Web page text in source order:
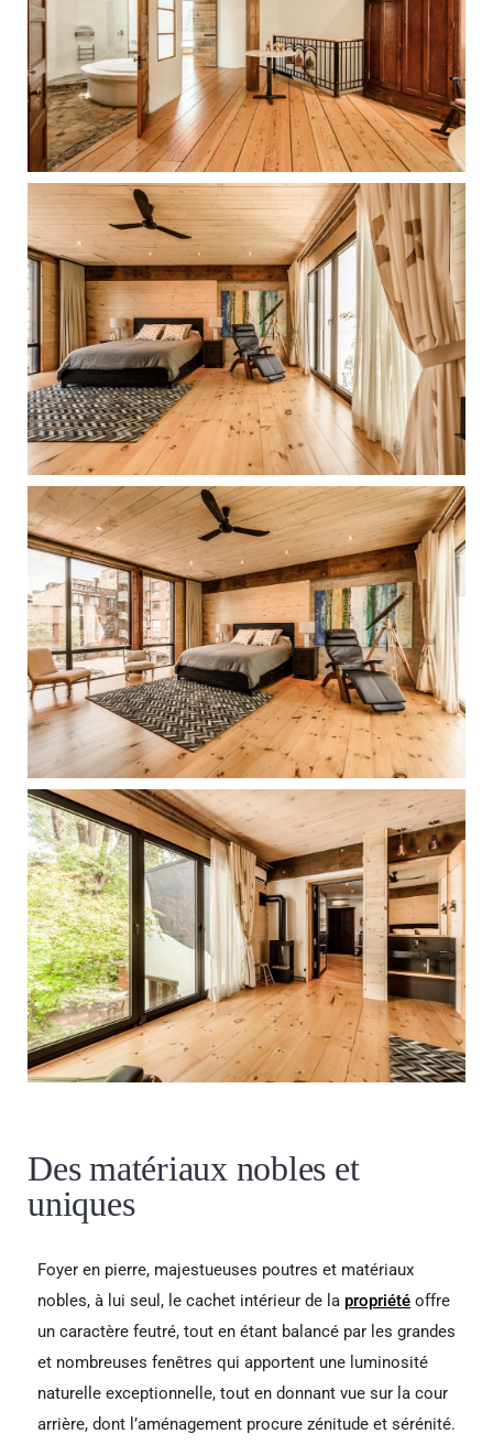
Des matériaux nobles et
uniques
Foyer en pierre, majestueuses poutres et matériaux
nobles, à lui seul, le cachet intérieur de la propriété offre
un caractère feutré, tout en étant balancé par les grandes
et nombreuses fenêtres qui apportent une luminosité
naturelle exceptionnelle, tout en donnant vue sur la cour
arrière, dont l’aménagement procure zénitude et sérénité.